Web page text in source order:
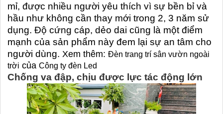
mỉ, được nhiều người yêu thích vì sự bền bỉ và
hầu như không cần thay mới trong 2, 3 năm sử
dụng. Độ cứng cáp, dẻo dai cũng là một điểm
mạnh của sản phẩm này đem lại sự an tâm cho
người dùng. Xem thêm:Đèn trang trí sân vườn ngoài
trời củaCông ty đèn Led
Chống va đập, chịu được lực tác động lớn